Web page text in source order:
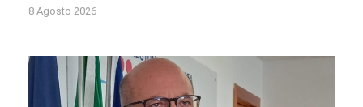
8 Agosto 2026